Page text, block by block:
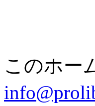
このホー